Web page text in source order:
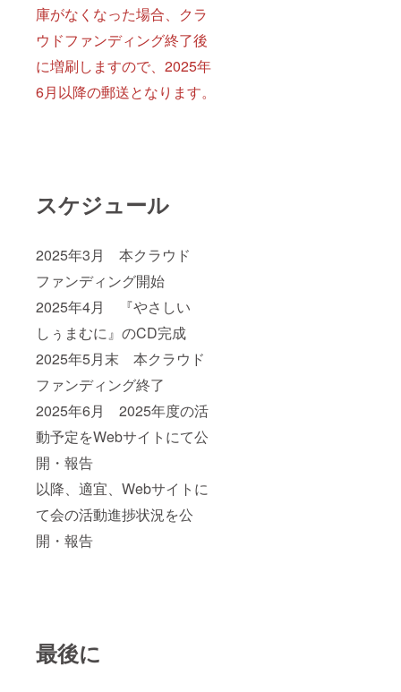
庫がなくなった場合、クラ
ウドファンディング終了後
に増刷しますので、2025年
6月以降の郵送となります。
スケジュール
2025年3月 本クラウド
ファンディング開始
2025年4月 『やさしい
しぅまむに』のCD完成
2025年5月末 本クラウド
ファンディング終了
2025年6月 2025年度の活
動予定をWebサイトにて公
開・報告
以降、適宜、Webサイトに
て会の活動進捗状況を公
開・報告
最後に